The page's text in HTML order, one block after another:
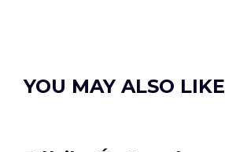
YOU MAY ALSO LIKE